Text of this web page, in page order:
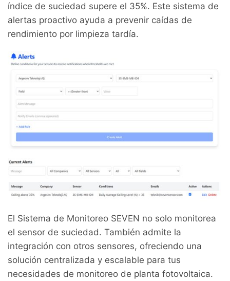
índice de suciedad supere el 35%. Este sistema de
alertas proactivo ayuda a prevenir caídas de
rendimiento por limpieza tardía.
El Sistema de Monitoreo SEVEN no solo monitorea
el sensor de suciedad. También admite la
integración con otros sensores, ofreciendo una
solución centralizada y escalable para tus
necesidades de monitoreo de planta fotovoltaica.